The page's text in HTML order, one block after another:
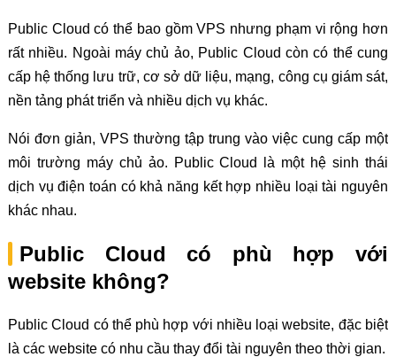
Public Cloud có thể bao gồm VPS nhưng phạm vi rộng hơn
rất nhiều. Ngoài máy chủ ảo, Public Cloud còn có thể cung
cấp hệ thống lưu trữ, cơ sở dữ liệu, mạng, công cụ giám sát,
nền tảng phát triển và nhiều dịch vụ khác.
Nói đơn giản, VPS thường tập trung vào việc cung cấp một
môi trường máy chủ ảo. Public Cloud là một hệ sinh thái
dịch vụ điện toán có khả năng kết hợp nhiều loại tài nguyên
khác nhau.
Public Cloud có phù hợp với
website không?
Public Cloud có thể phù hợp với nhiều loại website, đặc biệt
là các website có nhu cầu thay đổi tài nguyên theo thời gian.